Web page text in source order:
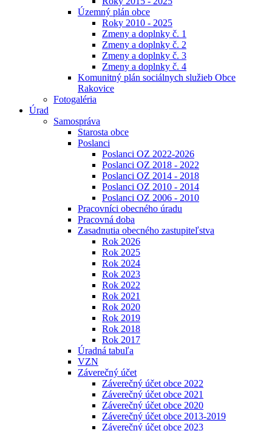
Územný plán obce
Roky 2010 - 2025
Zmeny a doplnky č. 1
Zmeny a doplnky č. 2
Zmeny a doplnky č. 3
Zmeny a doplnky č. 4
Komunitný plán sociálnych služieb Obce
Rakovice
Fotogaléria
Úrad
Samospráva
Starosta obce
Poslanci
Poslanci OZ 2022-2026
Poslanci OZ 2018 - 2022
Poslanci OZ 2014 - 2018
Poslanci OZ 2010 - 2014
Poslanci OZ 2006 - 2010
Pracovníci obecného úradu
Pracovná doba
Zasadnutia obecného zastupiteľstva
Rok 2026
Rok 2025
Rok 2024
Rok 2023
Rok 2022
Rok 2021
Rok 2020
Rok 2019
Rok 2018
Rok 2017
Úradná tabuľa
VZN
Záverečný účet
Záverečný účet obce 2022
Záverečný účet obce 2021
Záverečný účet obce 2020
Záverečný účet obce 2013-2019
Záverečný účet obce 2023